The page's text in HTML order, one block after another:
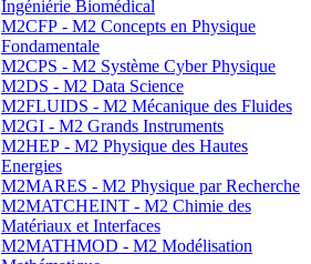
Ingéniérie Biomédical
M2CFP - M2 Concepts en Physique
Fondamentale
M2CPS - M2 Système Cyber Physique
M2DS - M2 Data Science
M2FLUIDS - M2 Mécanique des Fluides
M2GI - M2 Grands Instruments
M2HEP - M2 Physique des Hautes
Energies
M2MARES - M2 Physique par Recherche
M2MATCHEINT - M2 Chimie des
Matériaux et Interfaces
M2MATHMOD - M2 Modélisation